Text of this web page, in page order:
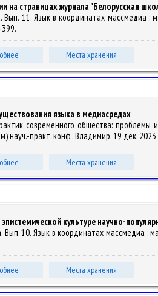
на страницах журнала "Белорусская
Вып. 11. Язык в координатах массмедиа :
Места хранения
языка в медиасредах
современного общества:
науч.-практ. конф., Владимир, 19 дек.
Места хранения
культуре научно-
10. Язык в координатах массмедиа :
Места хранения